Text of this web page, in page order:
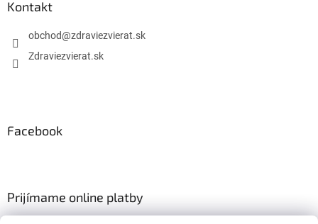
Kontakt
obchod@zdraviezvierat.sk
Zdraviezvierat.sk
Facebook
Prijímame online platby